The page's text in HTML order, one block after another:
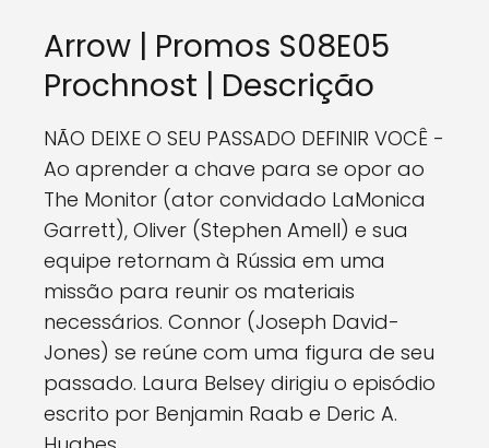
Arrow | Promos S08E05
Prochnost | Descrição
NÃO DEIXE O SEU PASSADO DEFINIR VOCÊ -
Ao aprender a chave para se opor ao
The Monitor (ator convidado LaMonica
Garrett), Oliver (Stephen Amell) e sua
equipe retornam à Rússia em uma
missão para reunir os materiais
necessários. Connor (Joseph David-
Jones) se reúne com uma figura de seu
passado. Laura Belsey dirigiu o episódio
escrito por Benjamin Raab e Deric A.